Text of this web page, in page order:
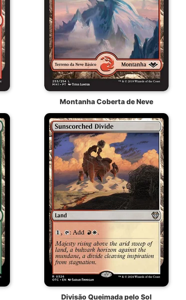
Montanha Coberta de Neve
Divisão Queimada pelo Sol